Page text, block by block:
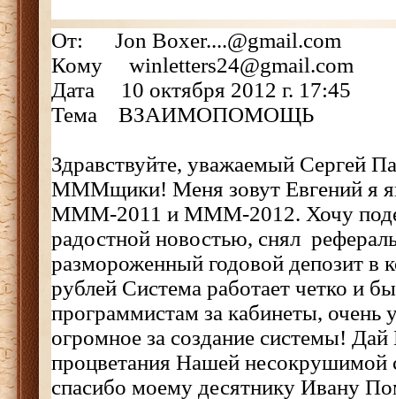
От: Jon Boxer....@gmail.com
Кому winletters24@gmail.com
Дата 10 октября 2012 г. 17:45
Тема ВЗАИМОПОМОЩЬ
Здравствуйте, уважаемый Сергей
МММщики! Меня зовут Евгений я
МММ-2011 и МММ-2012. Хочу
радостной новостью, снял
размороженный годовой депозит в
рублей Система работает четко и
программистам за кабинеты, очень
огромное за создание системы! Дай
процветания Нашей несокрушимой
спасибо моему десятнику Ивану